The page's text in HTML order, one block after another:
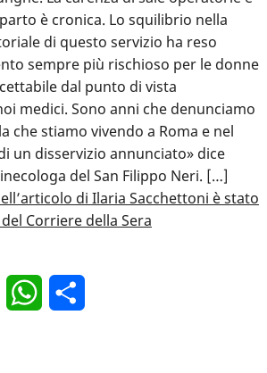
è cronica. Lo squilibrio nella
di questo servizio ha reso
sempre più rischioso per le donne
dal punto di vista
medici. Sono anni che denunciamo
che stiamo vivendo a Roma e nel
un disservizio annunciato» dice
del San Filippo Neri. […]
di Ilaria Sacchettoni è stato
Corriere della Sera
MastodonWhatsApp